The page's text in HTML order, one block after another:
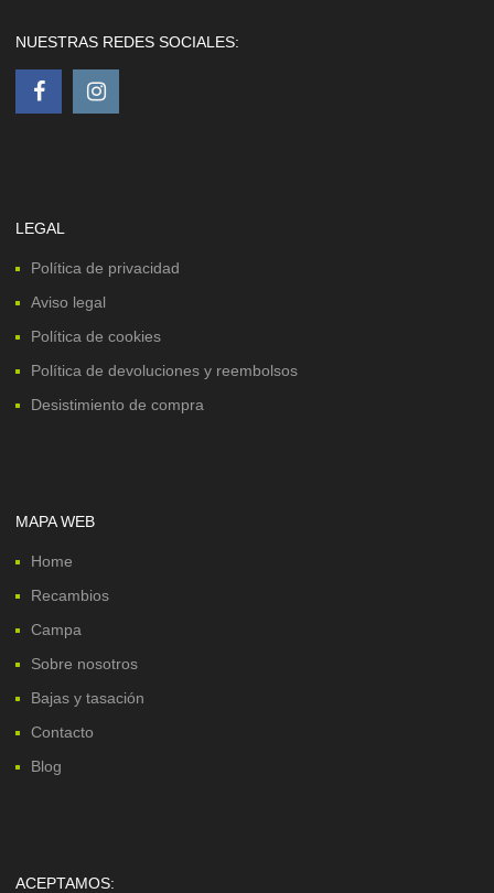
NUESTRAS REDES SOCIALES:
LEGAL
Política de privacidad
Aviso legal
Política de cookies
Política de devoluciones y reembolsos
Desistimiento de compra
MAPA WEB
Home
Recambios
Campa
Sobre nosotros
Bajas y tasación
Contacto
Blog
ACEPTAMOS: